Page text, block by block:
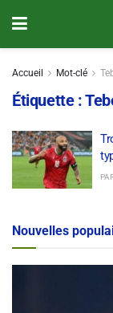
Accueil Mot-clé
Étiquette :
Nouvelles